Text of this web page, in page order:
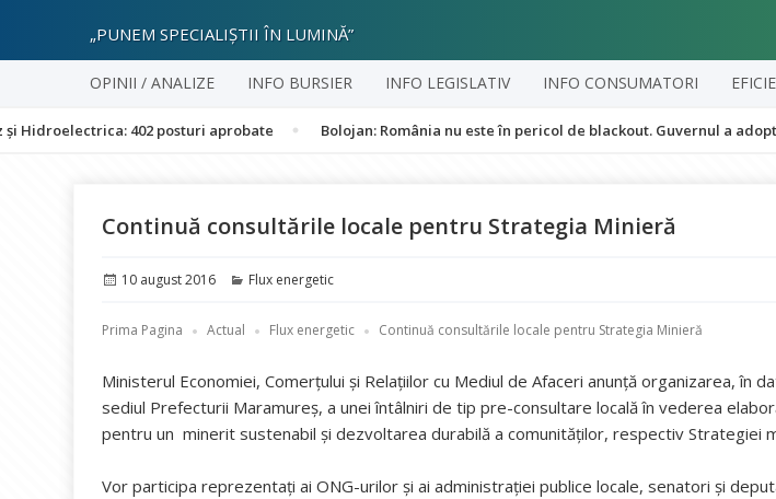
„PUNEM SPECIALIȘTII ÎN LUMINĂ”
OPINII / ANALIZE INFO BURSIER INFO LEGISLATIV INFO CONSUMATORI
402 posturi aprobate Bolojan: România nu este în pericol de blackout. Guvernul a adoptat
Continuă consultările locale pentru Strategia Minieră
Publicat
10 august 2016 Categorii
Flux energetic
Prima Pagina Actual Flux energetic Continuă consultările locale pentru Strategia Minieră
Ministerul Economiei, Comerţului şi Relaţiilor cu Mediul de Afaceri anunță organizarea, în
sediul Prefecturii Maramureș, a unei întâlniri de tip pre-consultare locală în vederea
pentru un minerit sustenabil şi dezvoltarea durabilă a comunităţilor, respectiv Strategiei
Vor participa reprezentați ai ONG-urilor și ai administrației publice locale, senatori și